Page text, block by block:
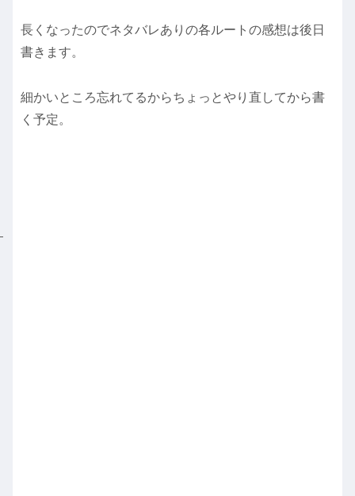
長くなったのでネタバレありの各ルートの感想は後日
書きます。
細かいところ忘れてるからちょっとやり直してから書
く予定。